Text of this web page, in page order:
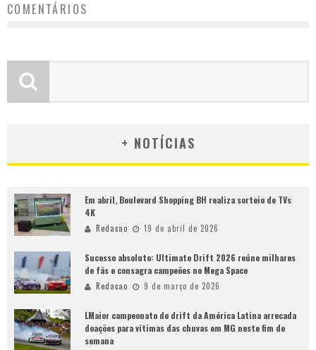
COMENTÁRIOS
+ NOTÍCIAS
Em abril, Boulevard Shopping BH realiza sorteio de TVs
4K
Redacao 19 de abril de 2026
Sucesso absoluto: Ultimate Drift 2026 reúne milhares
de fãs e consagra campeões no Mega Space
Redacao 9 de março de 2026
LMaior campeonato de drift da América Latina arrecada
doações para vítimas das chuvas em MG neste fim de
semana